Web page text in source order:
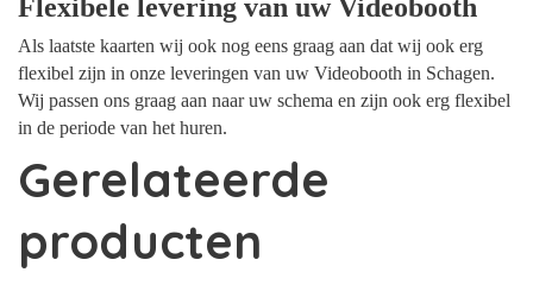
Flexibele levering van uw Videobooth
Als laatste kaarten wij ook nog eens graag aan dat wij ook erg
flexibel zijn in onze leveringen van uw Videobooth in Schagen.
Wij passen ons graag aan naar uw schema en zijn ook erg flexibel
in de periode van het huren.
Gerelateerde
producten